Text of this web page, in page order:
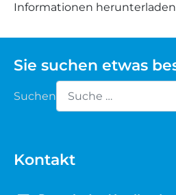
Informationen herunterladen
Sie suchen etwas
Suchen
Kontakt
Herdwick